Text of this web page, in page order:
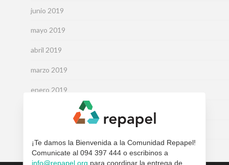
junio 2019
mayo 2019
abril 2019
marzo 2019
enero 2019
noviembre 2017
¡Te damos la Bienvenida a la Comunidad Repapel!
Comunicate al 094 397 444 o escribinos a
info@repapel.org para coordinar la entrega de